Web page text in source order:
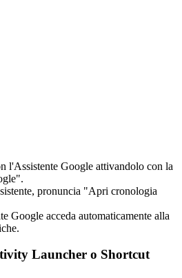
l'Assistente Google attivandolo con la
pronuncia "Apri cronologia
Google acceda automaticamente alla
Launcher o Shortcut